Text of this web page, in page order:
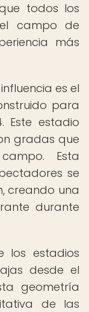
todos los
campo de
más
es el
para
Este estadio
gradas que
Esta
se
creando una
durante
los estadios
desde el
geometría
de las